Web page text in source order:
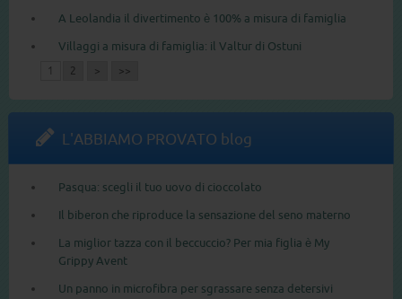
A Leolandia il divertimento è 100% a misura di famiglia
Villaggi a misura di famiglia: il Valtur di Ostuni
1 2 > >>
L'ABBIAMO PROVATO blog
Pasqua: scegli il tuo uovo di cioccolato
Il biberon che riproduce la sensazione del seno materno
La miglior tazza con il beccuccio? Per mia figlia è My
Grippy Avent
Un panno in microfibra per sgrassare senza detersivi